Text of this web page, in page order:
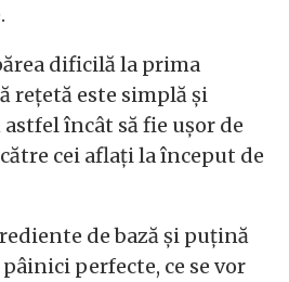
dificilă la prima
rețetă este simplă și
încât să fie ușor de
cei aflați la început de
de bază și puțină
perfecte, ce se vor